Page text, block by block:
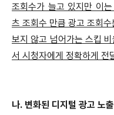
조회수가 늘고 있지만 이
츠 조회수 만큼 광고 조회
보지 않고 넘어가는 스킵
서 시청자에게 정확하게 전
나. 변화된 디지털 광고